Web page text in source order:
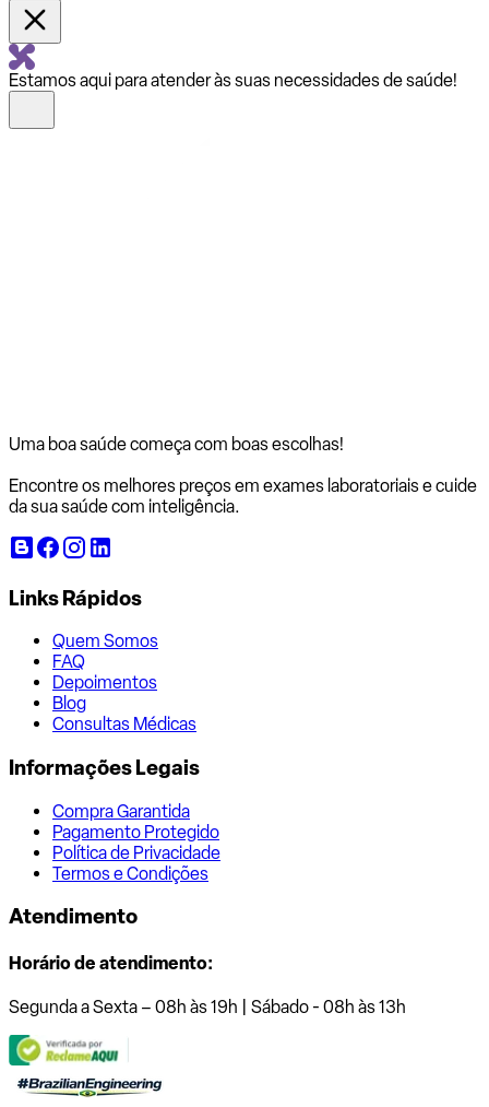
Estamos aqui para atender às suas necessidades de saúde!
Uma boa saúde começa com boas escolhas!
Encontre os melhores preços em exames laboratoriais e cuide
da sua saúde com inteligência.
Links Rápidos
Quem Somos
FAQ
Depoimentos
Blog
Consultas Médicas
Informações Legais
Compra Garantida
Pagamento Protegido
Política de Privacidade
Termos e Condições
Atendimento
Horário de atendimento:
Segunda a Sexta – 08h às 19h | Sábado - 08h às 13h